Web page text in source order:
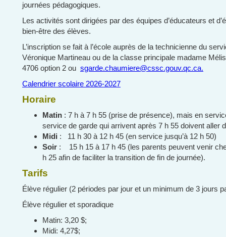
journées pédagogiques.
Les activités sont dirigées par des équipes d’éducateurs et
bien-être des élèves.
L’inscription se fait à l’école auprès de la technicienne du
Véronique Martineau ou de la classe principale madame
4706 option 2 ou sgarde.chaumiere@cssc.gouv.qc.ca.
Calendrier scolaire 2026-2027
Horaire
Matin : 7 h à 7 h 55 (prise de présence), mais en
service de garde qui arrivent après 7 h 55 doivent aller
Midi : 11 h 30 à 12 h 45 (en service jusqu’à 12 h 50)
Soir : 15 h 15 à 17 h 45 (les parents peuvent venir
h 25 afin de faciliter la transition de fin de journée).
Tarifs
Élève régulier (2 périodes par jour et un minimum de 3 jours
Élève régulier et sporadique
Matin: 3,20 $;
Midi: 4,27$;